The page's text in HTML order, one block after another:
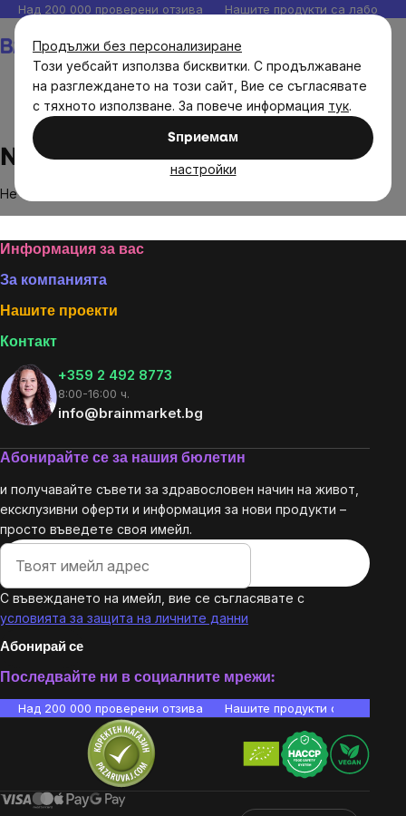
Продължи без персонализиране
Този уебсайт използва бисквитки. С продължаване
на разглеждането на този сайт, Вие се съгласявате
с тяхното използване. За повече информация тук.
Sпpиeмaм
настройки
Прескочи
към
съдържанието
Над 200 000 проверени отзива Нашите продукти са
Nakladatelství Kazda
Nakladatelství Kazda
Не са намерени стоки на марката
Footer
Информация за вас
За компанията
Нашите проекти
Контакт
+359 2 492 8773
8:00-16:00 ч.
info@brainmarket.bg
Абонирайте се за нашия бюлетин
и получавайте съвети за здравословен начин на живот,
ексклузивни оферти и информация за нови продукти –
просто въведете своя имейл.
С въвеждането на имейл, вие се съгласявате с
условията за защита на личните данни
Абонирай се
Последвайте ни в социалните мрежи:
Над 200 000 проверени отзива Нашите продукти са